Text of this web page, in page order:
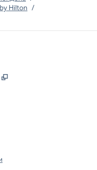
Hilton /
,